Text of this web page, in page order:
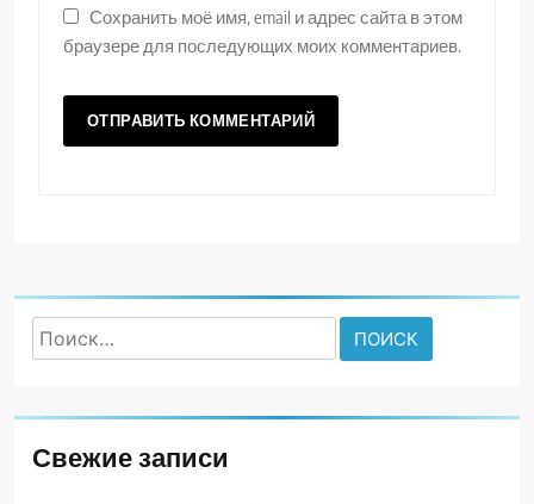
Сохранить моё имя, email и адрес сайта в этом
браузере для последующих моих комментариев.
Найти:
Свежие записи